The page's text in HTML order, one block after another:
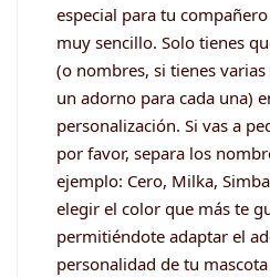
especial para tu
muy sencillo. Solo tienes
(o nombres, si tienes
un adorno para cada una)
personalización. Si vas a
por favor, separa los
ejemplo: Cero, Milka,
elegir el color que más te
permitiéndote adaptar el
personalidad de tu